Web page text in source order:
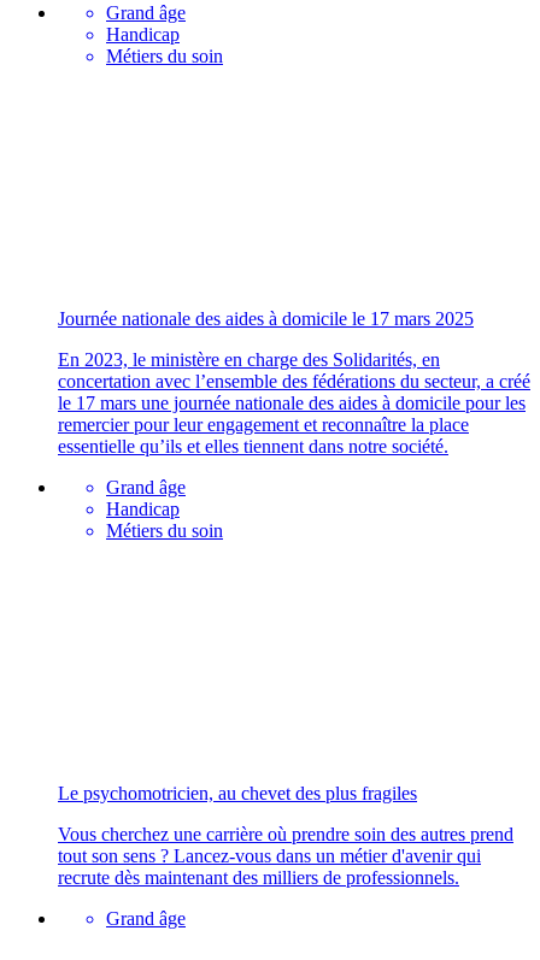
Grand âge
Handicap
Métiers du soin
Journée nationale des aides à domicile le 17 mars 2025
En 2023, le ministère en charge des Solidarités, en
concertation avec l’ensemble des fédérations du secteur, a créé
le 17 mars une journée nationale des aides à domicile pour les
remercier pour leur engagement et reconnaître la place
essentielle qu’ils et elles tiennent dans notre société.
Grand âge
Handicap
Métiers du soin
Le psychomotricien, au chevet des plus fragiles
Vous cherchez une carrière où prendre soin des autres prend
tout son sens ? Lancez-vous dans un métier d'avenir qui
recrute dès maintenant des milliers de professionnels.
Grand âge